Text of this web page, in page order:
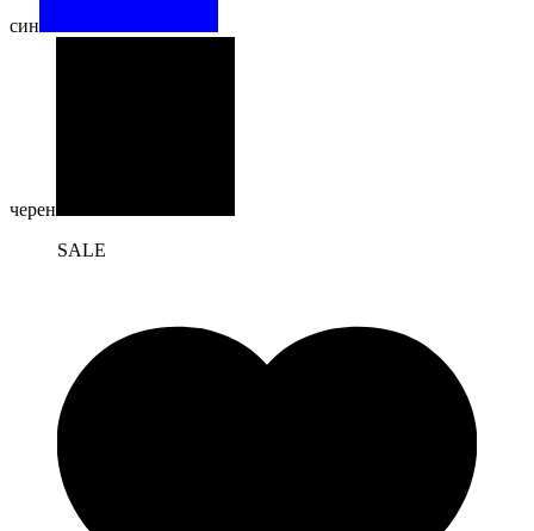
син
черен
SALE